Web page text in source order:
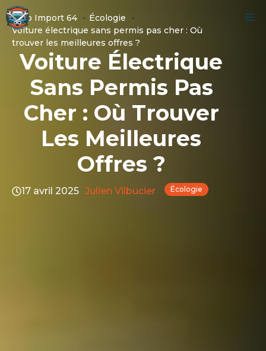
Aller
au
contenu
Auto Import 64
Écologie
Voiture électrique sans permis pas cher : Où
trouver les meilleures offres ?​
Voiture Électrique
Sans Permis Pas
Cher : Où Trouver
Les Meilleures
Offres ?​
17 avril 2025 Julien Vilbucier Écologie